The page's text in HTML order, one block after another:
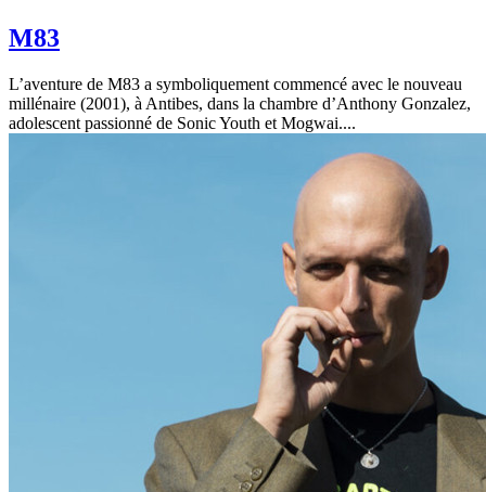
M83
L’aventure de M83 a symboliquement commencé avec le nouveau
millénaire (2001), à Antibes, dans la chambre d’Anthony Gonzalez,
adolescent passionné de Sonic Youth et Mogwai....